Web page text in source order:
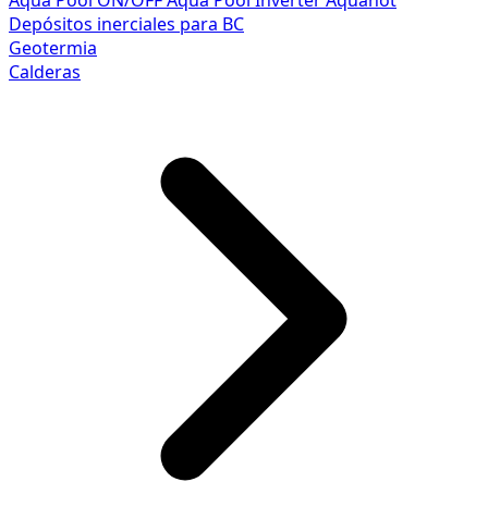
Depósitos inerciales para BC
Geotermia
Calderas